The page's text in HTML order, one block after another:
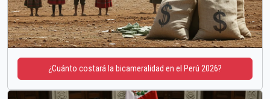
¿Cuánto costará la bicameralidad en el Perú 2026?